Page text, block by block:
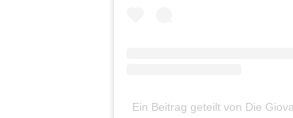
Ein Beitrag geteilt von Die